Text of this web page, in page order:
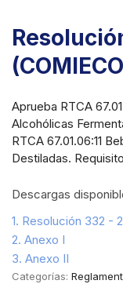
Aprueba RTCA
Alcohólicas
RTCA 67.01.06:11
Destiladas.
Descargas
1. Resolución 332 -
2. Anexo I
3. Anexo II
Categorías: